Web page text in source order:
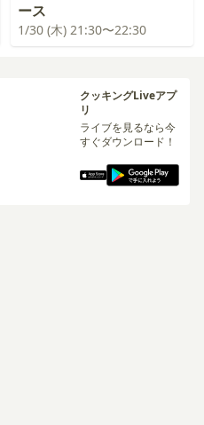
ース
1/30 (木) 21:30〜22:30
クッキングLiveアプ
リ
ライブを見るなら今
すぐダウンロード！